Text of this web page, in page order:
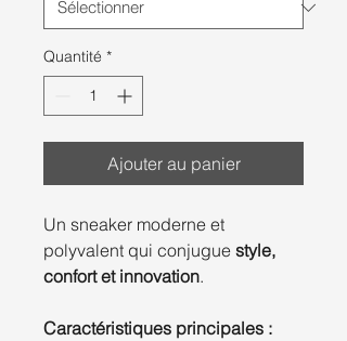
Quantité *
Ajouter au panier
Un sneaker moderne et
polyvalent qui conjugue style,
confort et innovation.
Caractéristiques principales :